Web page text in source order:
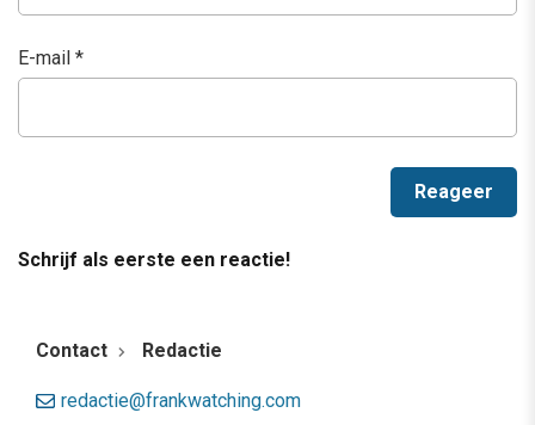
E-mail *
Schrijf als eerste een reactie!
Contact Redactie
redactie@frankwatching.com